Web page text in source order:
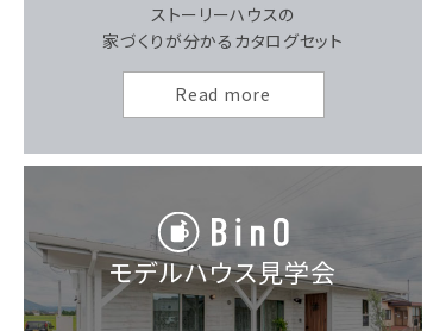
モデルハウス見学会
ストーリーハウスの
家づくりが分かるカタログセット
Read more